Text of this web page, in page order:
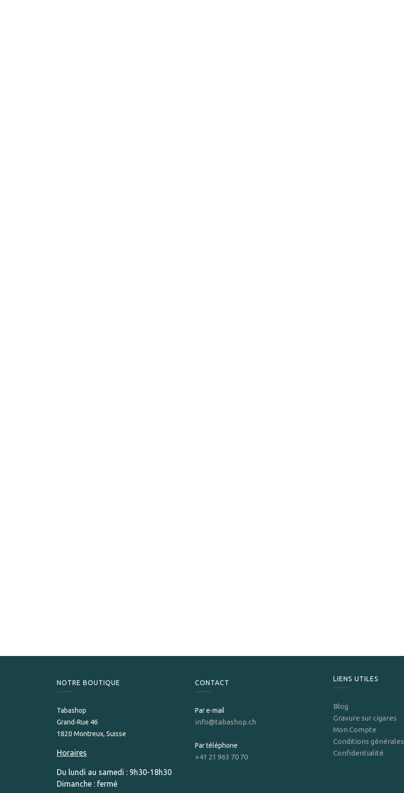
NOTRE BOUTIQUE
Tabashop
Grand-Rue 46
1820 Montreux, Suisse
Horaires
Du lundi au samedi : 9h30-18h30
Dimanche : fermé
CONTACT
Par e-mail
info@tabashop.ch
Par téléphone
+41 21 963 70 70
LIENS UTILES
Blog
Gravure sur cigares
Mon Compte
Conditions générales
Confidentialité